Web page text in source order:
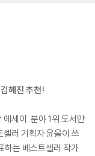
혜진 추천!
세이. 분야 1위 도서만
러 기획자 윤을이 쓰
하는 베스트셀러 작가